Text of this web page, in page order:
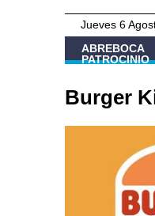
Jueves 6
ABREBOCA
PATROCINIO
Burger